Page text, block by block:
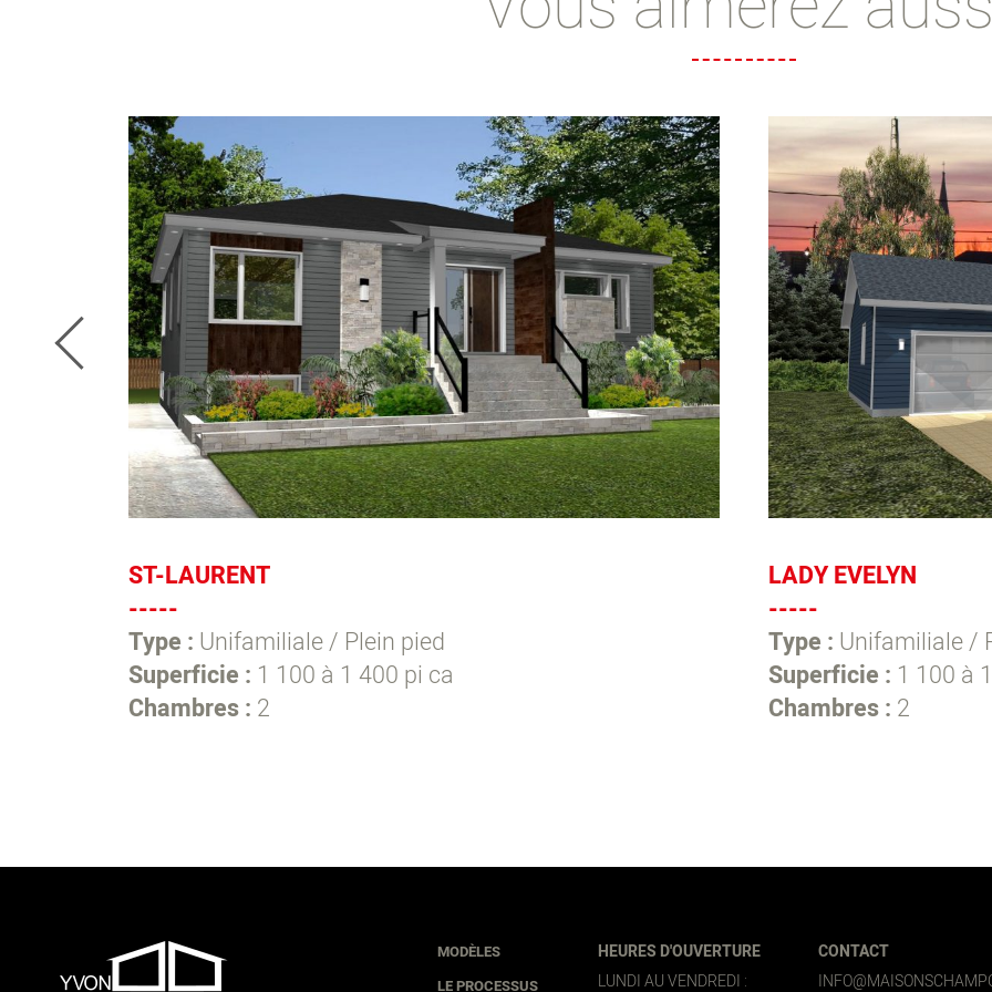
ST-LAURENT
-----
Type : Unifamiliale / Plein pied
Superficie : 1 100 à 1 400 pi ca
Chambres : 2
LADY EVELYN
-----
Type : Unifamiliale /
Superficie : 1 100 à
Chambres : 2
MODÈLES
LE PROCESSUS
HEURES D'OUVERTURE
LUNDI AU VENDREDI :
CONTACT